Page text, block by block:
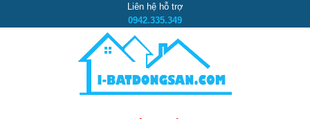
Liên hệ hỗ trợ
0942.335.349